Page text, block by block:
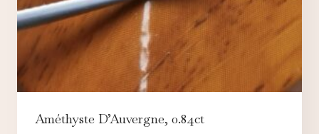
Améthyste D’Auvergne, 0.84ct